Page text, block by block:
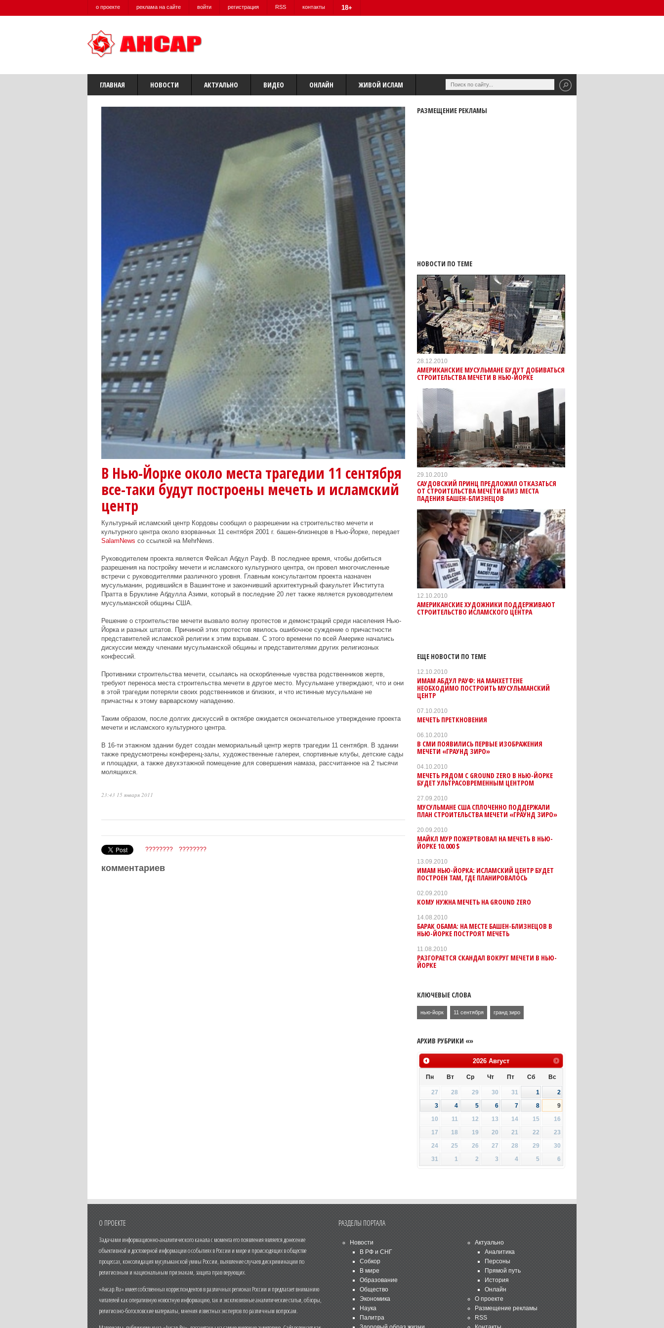
о проекте реклама на сайте войти регистрация RSS контакты 18+
ГЛАВНАЯ НОВОСТИ АКТУАЛЬНО ВИДЕО ОНЛАЙН ЖИВОЙ ИСЛАМ
В Нью-Йорке около места трагедии 11 сентября
все-таки будут построены мечеть и исламский
центр
Культурный исламский центр Кордовы сообщил о разрешении на строительство мечети и
культурного центра около взорванных 11 сентября 2001 г. башен-близнецов в Нью-Йорке, передает
SalamNews со ссылкой на MehrNews.
Руководителем проекта является Фейсал Абдул Рауф. В последнее время, чтобы добиться
разрешения на постройку мечети и исламского культурного центра, он провел многочисленные
встречи с руководителями различного уровня. Главным консультантом проекта назначен
мусульманин, родившийся в Вашингтоне и закончивший архитектурный факультет Института
Пратта в Бруклине Абдулла Азими, который в последние 20 лет также является руководителем
мусульманской общины США.
Решение о строительстве мечети вызвало волну протестов и демонстраций среди населения Нью-
Йорка и разных штатов. Причиной этих протестов явилось ошибочное суждение о причастности
представителей исламской религии к этим взрывам. С этого времени по всей Америке начались
дискуссии между членами мусульманской общины и представителями других религиозных
конфессий.
Противники строительства мечети, ссылаясь на оскорбленные чувства родственников жертв,
требуют переноса места строительства мечети в другое место. Мусульмане утверждают, что и они
в этой трагедии потеряли своих родственников и близких, и что истинные мусульмане не
причастны к этому варварскому нападению.
Таким образом, после долгих дискуссий в октябре ожидается окончательное утверждение проекта
мечети и исламского культурного центра.
В 16-ти этажном здании будет создан мемориальный центр жертв трагедии 11 сентября. В здании
также предусмотрены конференц-залы, художественные галереи, спортивные клубы, детские сады
и площадки, а также двухэтажной помещение для совершения намаза, рассчитанное на 2 тысячи
молящихся.
23:43 15 января 2011
???????? ????????
комментариев
РАЗМЕЩЕНИЕ РЕКЛАМЫ
НОВОСТИ ПО ТЕМЕ
28.12.2010
АМЕРИКАНСКИЕ МУСУЛЬМАНЕ БУДУТ ДОБИВАТЬСЯ
СТРОИТЕЛЬСТВА МЕЧЕТИ В НЬЮ-ЙОРКЕ
29.10.2010
САУДОВСКИЙ ПРИНЦ ПРЕДЛОЖИЛ ОТКАЗАТЬСЯ
ОТ СТРОИТЕЛЬСТВА МЕЧЕТИ БЛИЗ МЕСТА
ПАДЕНИЯ БАШЕН-БЛИЗНЕЦОВ
12.10.2010
АМЕРИКАНСКИЕ ХУДОЖНИКИ ПОДДЕРЖИВАЮТ
СТРОИТЕЛЬСТВО ИСЛАМСКОГО ЦЕНТРА
ЕЩЕ НОВОСТИ ПО ТЕМЕ
12.10.2010
ИМАМ АБДУЛ РАУФ: НА МАНХЕТТЕНЕ
НЕОБХОДИМО ПОСТРОИТЬ МУСУЛЬМАНСКИЙ
ЦЕНТР
07.10.2010
МЕЧЕТЬ ПРЕТКНОВЕНИЯ
06.10.2010
В СМИ ПОЯВИЛИСЬ ПЕРВЫЕ ИЗОБРАЖЕНИЯ
МЕЧЕТИ «ГРАУНД ЗИРО»
04.10.2010
МЕЧЕТЬ РЯДОМ С GROUND ZERO В НЬЮ-ЙОРКЕ
БУДЕТ УЛЬТРАСОВРЕМЕННЫМ ЦЕНТРОМ
27.09.2010
МУСУЛЬМАНЕ США СПЛОЧЕННО ПОДДЕРЖАЛИ
ПЛАН СТРОИТЕЛЬСТВА МЕЧЕТИ «ГРАУНД ЗИРО»
20.09.2010
МАЙКЛ МУР ПОЖЕРТВОВАЛ НА МЕЧЕТЬ В НЬЮ-
ЙОРКЕ 10.000 $
13.09.2010
ИМАМ НЬЮ-ЙОРКА: ИСЛАМСКИЙ ЦЕНТР БУДЕТ
ПОСТРОЕН ТАМ, ГДЕ ПЛАНИРОВАЛОСЬ
02.09.2010
КОМУ НУЖНА МЕЧЕТЬ НА GROUND ZERO
14.08.2010
БАРАК ОБАМА: НА МЕСТЕ БАШЕН-БЛИЗНЕЦОВ В
НЬЮ-ЙОРКЕ ПОСТРОЯТ МЕЧЕТЬ
11.08.2010
РАЗГОРАЕТСЯ СКАНДАЛ ВОКРУГ МЕЧЕТИ В НЬЮ-
ЙОРКЕ
КЛЮЧЕВЫЕ СЛОВА
нью-йорк 11 сентября гранд зиро
АРХИВ РУБРИКИ «»
2026 Август
Пн Вт Ср Чт Пт Сб Вс
27 28 29 30 31 1
2
3
4 5 6 7 8
9
10
11 12 13 14 15
16
17
18 19 20 21 22
23
24
25 26 27 28 29
30
31
1 2 3 4 5 6
О ПРОЕКТЕ
Задачами информационно-аналитического канала с момента его появления является донесение
объективной и достоверной информации о событиях в России и мире и происходящих в обществе
процессах, консолидация мусульманской уммы России, выявление случаев дискриминации по
религиозным и национальным признакам, защита прав верующих.
«Ансар.Ru» имеет собственных корреспондентов в различных регионах России и предлагает вниманию
читателей как оперативную новостную информацию, так и эксклюзивные аналитические статьи, обзоры,
религиозно-богословские материалы, мнения известных экспертов по различным вопросам.
РАЗДЕЛЫ ПОРТАЛА
Новости
В РФ и СНГ
Собкор
В мире
Образование
Общество
Экономика
Наука
Палитра
Актуально
Аналитика
Персоны
Прямой путь
История
Онлайн
О проекте
Размещение рекламы
RSS